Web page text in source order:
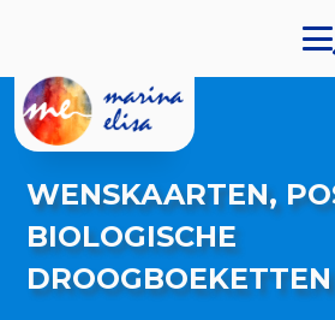
WENSKAARTEN,
BIOLOGISCHE
DROOGBOEKETTEN